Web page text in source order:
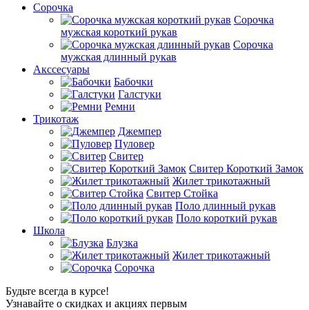
Сорочка
Сорочка
мужская короткий рукав
Сорочка
мужская длинный рукав
Акссесуары
Бабочки
Галстуки
Ремни
Трикотаж
Джемпер
Пуловер
Свитер
Свитер Короткий Замок
Жилет трикотажный
Свитер Стойка
Поло длинный рукав
Поло короткий рукав
Школа
Блузка
Жилет трикотажный
Сорочка
Будьте всегда в курсе!
Узнавайте о скидках и акциях первым